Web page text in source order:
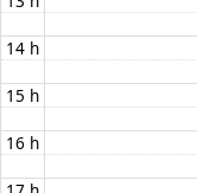
14 h
15 h
16 h